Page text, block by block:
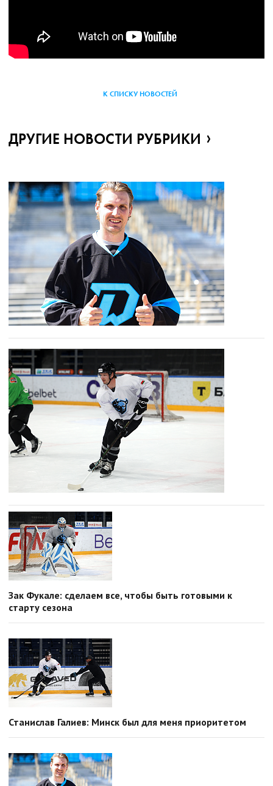
К СПИСКУ НОВОСТЕЙ
ДРУГИЕ НОВОСТИ РУБРИКИ
Зак Фукале: сделаем все, чтобы быть готовыми к
старту сезона
Станислав Галиев: Минск был для меня приоритетом